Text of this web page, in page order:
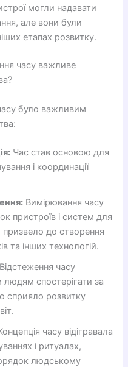
могли надавати
але вони були
етапах розвитку.
часу важливе
було важливим
Час став основою для
і координації
Вимірювання часу
пристроїв і систем для
до створення
та інших технологій.
Відстеження часу
спостерігати за
сприяло розвитку
часу відігравала
і ритуалах,
людському